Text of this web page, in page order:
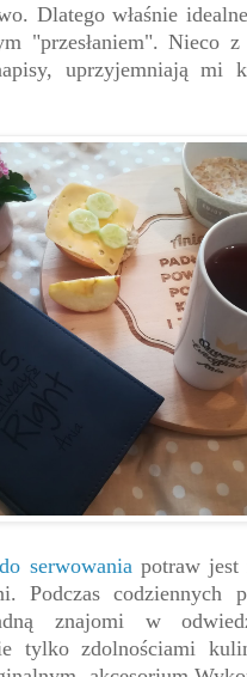
Dlatego właśnie
"przesłaniem". Nieco z
uprzyjemniają mi
serwowania potraw jest
Podczas codziennych
znajomi w
tylko zdolnościami